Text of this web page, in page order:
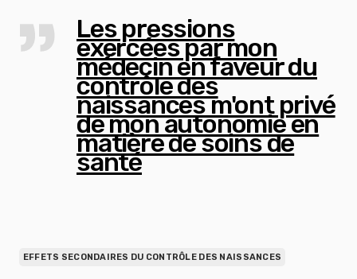
Les pressions
exercées par mon
médecin en faveur du
contrôle des
naissances m'ont privé
de mon autonomie en
matière de soins de
santé
EFFETS SECONDAIRES DU CONTRÔLE DES NAISSANCES